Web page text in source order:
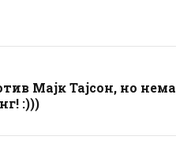
Мајк Тајсон, но нема
:)))